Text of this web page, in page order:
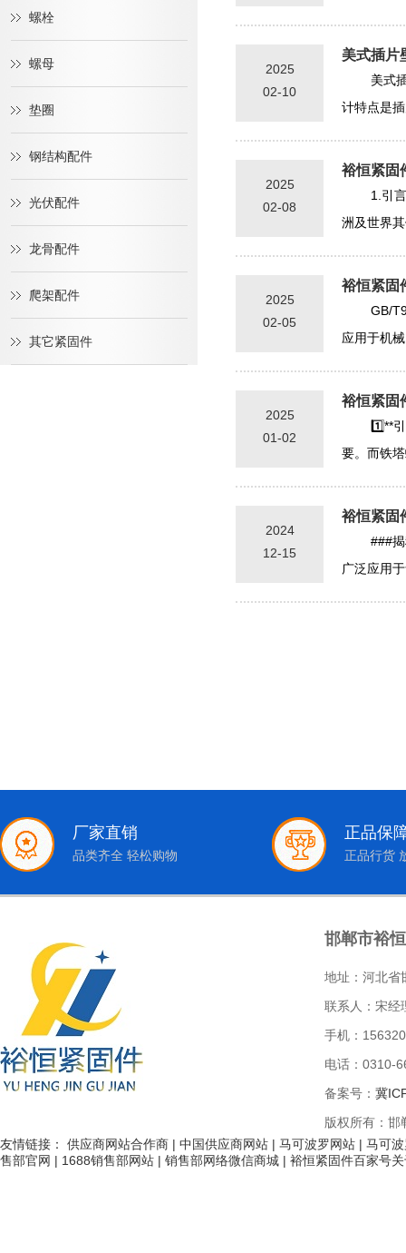
螺栓
螺母
垫圈
钢结构配件
光伏配件
龙骨配件
爬架配件
其它紧固件
2025
02-10
美式插片
美式
计特点是
2025
02-08
裕恒紧固
1.引
洲及世界
2025
02-05
裕恒紧固
GB/
应用于机
2025
01-02
裕恒紧固
1️⃣**
要。而铁
2024
12-15
裕恒紧固
###
广泛应用
厂家直销
品类齐全 轻松购物
正品保
正品行货
邯郸市裕
地址：河北省
联系人：宋经
手机：
电话：0310-
备案号： 冀
版权所有：邯
友情链接： 供应商网站合作商 | 中国供应商网站 | 马可波罗网站 | 马可
售部官网 | 1688销售部网站 | 销售部网络微信商城 | 裕恒紧固件百家号